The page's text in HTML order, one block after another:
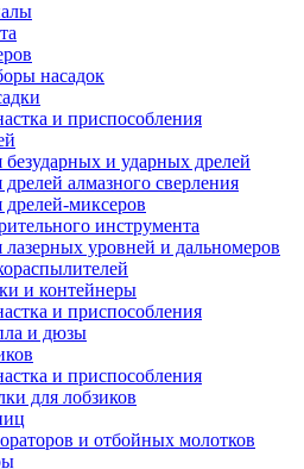
насадок
и приспособления
безударных и ударных дрелей
дрелей алмазного сверления
дрелей-миксеров
инструмента
лазерных уровней и дальномеров
и контейнеры
и приспособления
и дюзы
и приспособления
для лобзиков
и отбойных молотков